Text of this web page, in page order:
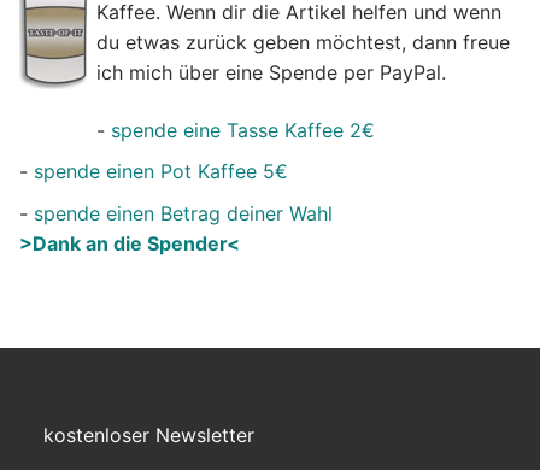
Kaffee. Wenn dir die Artikel helfen und wenn
du etwas zurück geben möchtest, dann freue
ich mich über eine Spende per PayPal.
- spende eine Tasse Kaffee 2€
- spende einen Pot Kaffee 5€
- spende einen Betrag deiner Wahl
>Dank an die Spender<
kostenloser Newsletter